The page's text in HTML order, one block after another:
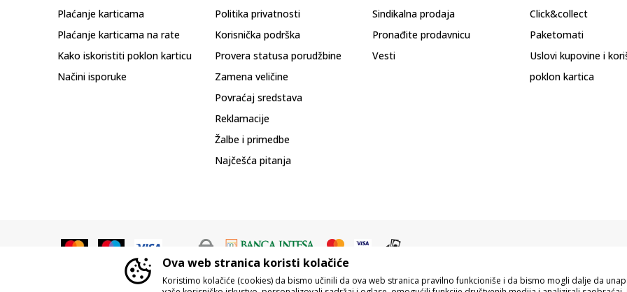
Plaćanje karticama
Plaćanje karticama na rate
Kako iskoristiti poklon karticu
Načini isporuke
Politika privatnosti
Korisnička podrška
Provera statusa porudžbine
Zamena veličine
Povraćaj sredstava
Reklamacije
Žalbe i primedbe
Najčešća pitanja
Sindikalna prodaja
Pronađite prodavnicu
Vesti
Click&collect
Paketomati
Uslovi kupovine i
poklon kartica
Ova web stranica koristi kolačiće
Koristimo kolačiće (cookies) da bismo učinili da ova web stranica pravilno funkcioniše i da bismo mogli dalje da